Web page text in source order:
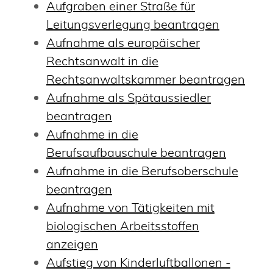
Aufgraben einer Straße für
Leitungsverlegung beantragen
Aufnahme als europäischer
Rechtsanwalt in die
Rechtsanwaltskammer beantragen
Aufnahme als Spätaussiedler
beantragen
Aufnahme in die
Berufsaufbauschule beantragen
Aufnahme in die Berufsoberschule
beantragen
Aufnahme von Tätigkeiten mit
biologischen Arbeitsstoffen
anzeigen
Aufstieg von Kinderluftballonen -